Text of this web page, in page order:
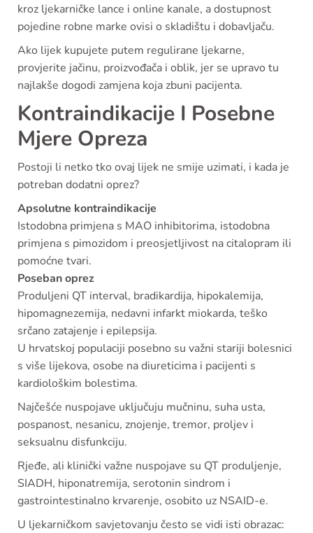
kroz ljekarničke lance i online kanale, a dostupnost
pojedine robne marke ovisi o skladištu i dobavljaču.
Ako lijek kupujete putem regulirane ljekarne,
provjerite jačinu, proizvođača i oblik, jer se upravo tu
najlakše dogodi zamjena koja zbuni pacijenta.
Kontraindikacije I Posebne
Mjere Opreza
Postoji li netko tko ovaj lijek ne smije uzimati, i kada je
potreban dodatni oprez?
Apsolutne kontraindikacije
Istodobna primjena s MAO inhibitorima, istodobna
primjena s pimozidom i preosjetljivost na citalopram ili
pomoćne tvari.
Poseban oprez
Produljeni QT interval, bradikardija, hipokalemija,
hipomagnezemija, nedavni infarkt miokarda, teško
srčano zatajenje i epilepsija.
U hrvatskoj populaciji posebno su važni stariji bolesnici
s više lijekova, osobe na diureticima i pacijenti s
kardiološkim bolestima.
Najčešće nuspojave uključuju mučninu, suha usta,
pospanost, nesanicu, znojenje, tremor, proljev i
seksualnu disfunkciju.
Rjeđe, ali klinički važne nuspojave su QT produljenje,
SIADH, hiponatremija, serotonin sindrom i
gastrointestinalno krvarenje, osobito uz NSAID-e.
U ljekarničkom savjetovanju često se vidi isti obrazac: